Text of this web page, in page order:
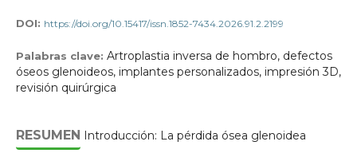
DOI: https://doi.org/10.15417/issn.1852-7434.2026.91.2.2199
Palabras clave: Artroplastia inversa de hombro, defectos
óseos glenoideos, implantes personalizados, impresión 3D,
revisión quirúrgica
RESUMEN Introducción: La pérdida ósea glenoidea